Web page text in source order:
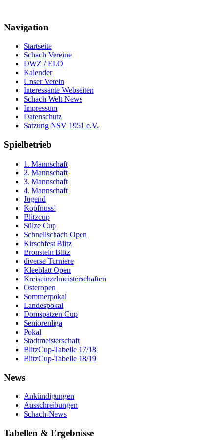
Navigation
Startseite
Schach Vereine
DWZ / ELO
Kalender
Unser Verein
Interessante Webseiten
Schach Welt News
Impressum
Datenschutz
Satzung NSV 1951 e.V.
Spielbetrieb
1. Mannschaft
2. Mannschaft
3. Mannschaft
4. Mannschaft
Jugend
Kopfnuss!
Blitzcup
Sülze Cup
Schnellschach Open
Kirschfest Blitz
Bronstein Blitz
diverse Turniere
Kleeblatt Open
Kreiseinzelmeisterschaften
Osteropen
Sommerpokal
Landespokal
Domspatzen Cup
Seniorenliga
Pokal
Stadtmeisterschaft
BlitzCup-Tabelle 17/18
BlitzCup-Tabelle 18/19
News
Ankündigungen
Ausschreibungen
Schach-News
Tabellen & Ergebnisse